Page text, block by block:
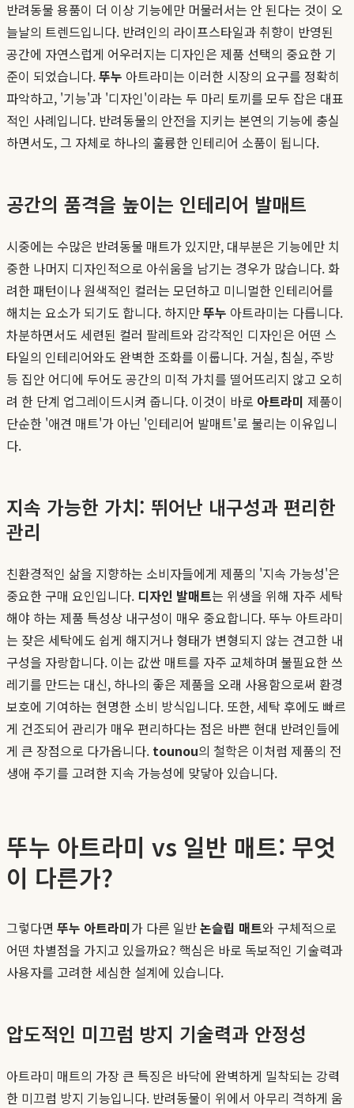
반려동물 용품이 더 이상 기능에만 머물러서는 안 된다는 것이 오
늘날의 트렌드입니다. 반려인의 라이프스타일과 취향이 반영된
공간에 자연스럽게 어우러지는 디자인은 제품 선택의 중요한 기
준이 되었습니다.뚜누 아트라미는 이러한 시장의 요구를 정확히
파악하고, '기능'과 '디자인'이라는 두 마리 토끼를 모두 잡은 대표
적인 사례입니다. 반려동물의 안전을 지키는 본연의 기능에 충실
하면서도, 그 자체로 하나의 훌륭한 인테리어 소품이 됩니다.
공간의 품격을 높이는 인테리어 발매트
시중에는 수많은 반려동물 매트가 있지만, 대부분은 기능에만 치
중한 나머지 디자인적으로 아쉬움을 남기는 경우가 많습니다. 화
려한 패턴이나 원색적인 컬러는 모던하고 미니멀한 인테리어를
해치는 요소가 되기도 합니다. 하지만뚜누 아트라미는 다릅니다.
차분하면서도 세련된 컬러 팔레트와 감각적인 디자인은 어떤 스
타일의 인테리어와도 완벽한 조화를 이룹니다. 거실, 침실, 주방
등 집안 어디에 두어도 공간의 미적 가치를 떨어뜨리지 않고 오히
려 한 단계 업그레이드시켜 줍니다. 이것이 바로 아트라미 제품이
단순한 '애견 매트'가 아닌 '인테리어 발매트'로 불리는 이유입니
다.
지속 가능한 가치: 뛰어난 내구성과 편리한
관리
친환경적인 삶을 지향하는 소비자들에게 제품의 '지속 가능성'은
중요한 구매 요인입니다. 디자인 발매트는 위생을 위해 자주 세탁
해야 하는 제품 특성상 내구성이 매우 중요합니다. 뚜누 아트라미
는 잦은 세탁에도 쉽게 해지거나 형태가 변형되지 않는 견고한 내
구성을 자랑합니다. 이는 값싼 매트를 자주 교체하며 불필요한 쓰
레기를 만드는 대신, 하나의 좋은 제품을 오래 사용함으로써 환경
보호에 기여하는 현명한 소비 방식입니다. 또한, 세탁 후에도 빠르
게 건조되어 관리가 매우 편리하다는 점은 바쁜 현대 반려인들에
게 큰 장점으로 다가옵니다. tounou의 철학은 이처럼 제품의 전
생애 주기를 고려한 지속 가능성에 맞닿아 있습니다.
뚜누 아트라미 vs 일반 매트: 무엇
이 다른가?
그렇다면 뚜누 아트라미가 다른 일반논슬립 매트와 구체적으로
어떤 차별점을 가지고 있을까요? 핵심은 바로 독보적인 기술력과
사용자를 고려한 세심한 설계에 있습니다.
압도적인 미끄럼 방지 기술력과 안정성
아트라미 매트의 가장 큰 특징은 바닥에 완벽하게 밀착되는 강력
한 미끄럼 방지 기능입니다. 반려동물이 위에서 아무리 격하게 움